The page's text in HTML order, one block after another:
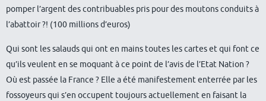
pomper l’argent des contribuables pris pour des moutons conduits à
l’abattoir ?! (100 millions d’euros)
Qui sont les salauds qui ont en mains toutes les cartes et qui font ce
qu’ils veulent en se moquant à ce point de l’avis de l’Etat Nation ?
Où est passée la France ? Elle a été manifestement enterrée par les
fossoyeurs qui s’en occupent toujours actuellement en faisant la